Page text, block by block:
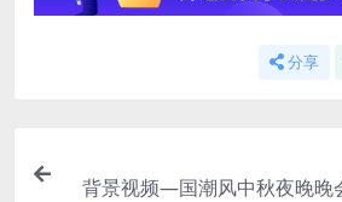
分享
背景视频—国潮风中秋夜晚晚